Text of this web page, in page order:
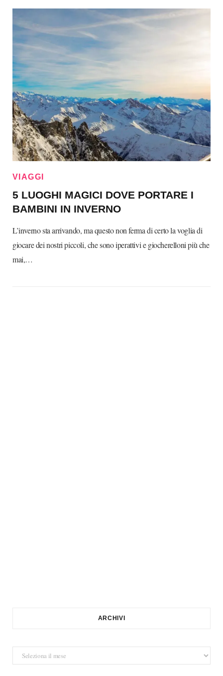
VIAGGI
5 LUOGHI MAGICI DOVE PORTARE I
BAMBINI IN INVERNO
L’inverno sta arrivando, ma questo non ferma di certo la voglia di
giocare dei nostri piccoli, che sono iperattivi e giocherelloni più che
mai,…
ARCHIVI
Archivi